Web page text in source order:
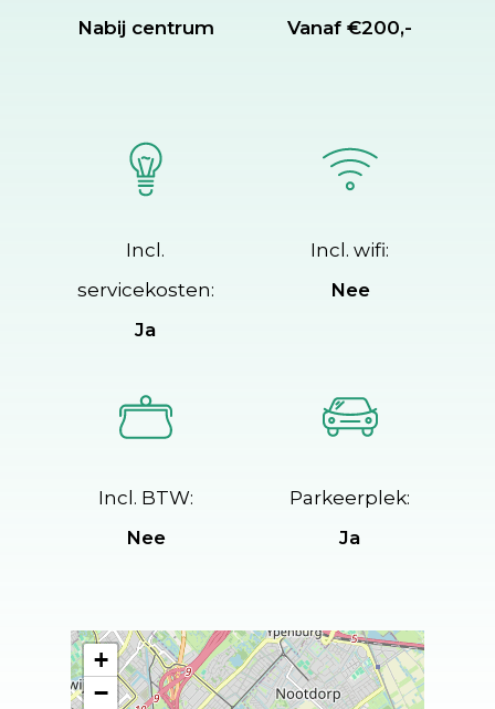
Nabij centrum
Vanaf €200,-
Incl.
servicekosten:
Ja
Incl. wifi:
Nee
Incl. BTW:
Nee
Parkeerplek:
Ja
+
−